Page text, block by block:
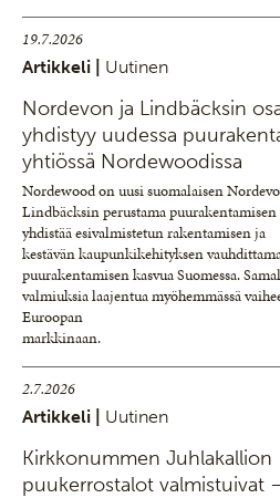
19.7.2026
Artikkeli | Uutinen
Nordevon ja Lindbäcksin
yhdistyy uudessa
yhtiössä Nordewoodissa
Nordewood on uusi suomalaisen
Lindbäcksin perustama
yhdistää esivalmistetun rakentamisen ja
kestävän kaupunkikehityksen
puurakentamisen kasvua Suomessa.
valmiuksia laajentua myöhemmässä
Euroopan
markkinaan.
2.7.2026
Artikkeli | Uutinen
Kirkkonummen Juhlakallion
puukerrostalot valmistuivat